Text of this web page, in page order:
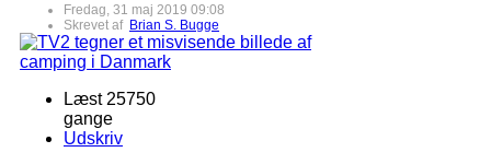
Fredag, 31 maj 2019 09:08
Skrevet af Brian S. Bugge
Læst 25750
gange
Udskriv